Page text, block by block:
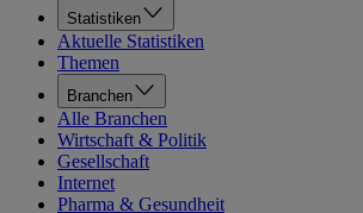
Statistiken
Aktuelle Statistiken
Themen
Branchen
Alle Branchen
Wirtschaft & Politik
Gesellschaft
Internet
Pharma & Gesundheit